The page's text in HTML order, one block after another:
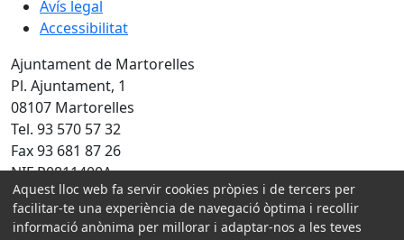
Avís legal
Accessibilitat
Ajuntament de Martorelles
Pl. Ajuntament, 1
08107 Martorelles
Tel. 93 570 57 32
Fax 93 681 87 26
NIF P0811400A
Amb la col·laboració de:
Aquest lloc web fa servir cookies pròpies i de tercers per
facilitar-te una experiència de navegació òptima i recollir
informació anònima per millorar i adaptar-nos a les teves